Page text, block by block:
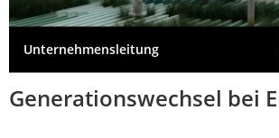
Unternehmensleitung
Generationswechsel bei